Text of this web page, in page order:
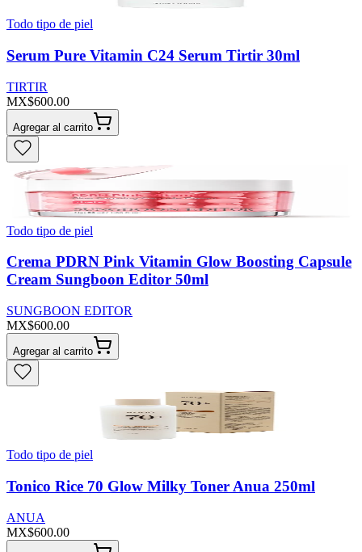
Todo tipo de piel
Serum Pure Vitamin C24 Serum Tirtir 30ml
TIRTIR
MX$600.00
Agregar al carrito
Todo tipo de piel
Crema PDRN Pink Vitamin Glow Boosting Capsule
Cream Sungboon Editor 50ml
SUNGBOON EDITOR
MX$600.00
Agregar al carrito
Todo tipo de piel
Tonico Rice 70 Glow Milky Toner Anua 250ml
ANUA
MX$600.00